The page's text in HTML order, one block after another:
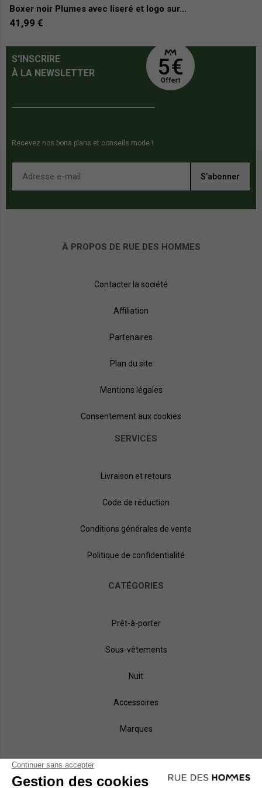
Boxer noir Plumes avec liseré et logo sur...
41,99 €
S'INSCRIRE
À LA NEWSLETTER
Recevez nos bons plans et conseils mode !
S’abonner
À PROPOS DE RUE DES HOMMES
Contacter la société
Affiliation
Partenaires
Plan du site
Mentions légales
Consentement aux cookies
SERVICES
Livraison et retours
Code de réduction
Conditions générales de vente
Politique de confidentialité
CATÉGORIES
Prêt-à-porter
Sous-vêtements
Nuit
Accessoires
Marques
NOS MÉTHODES DE PAIEMENT